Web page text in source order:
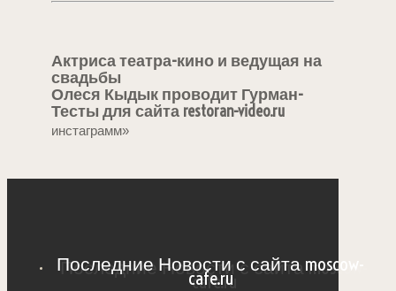
Актриса театра-кино и ведущая на
свадьбы
Олеся Кыдык проводит Гурман-
Тесты для сайта restoran-video.ru
инстаграмм»
Последние Новости с сайта moscow-
cafe.ru